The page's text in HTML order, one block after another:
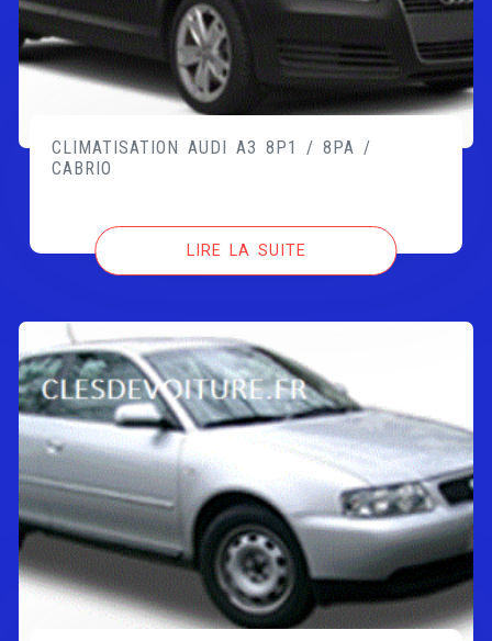
CLIMATISATION AUDI A3 8P1 / 8PA /
CABRIO
LIRE LA SUITE